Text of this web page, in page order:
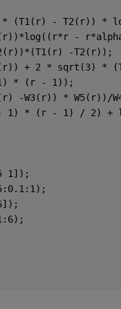
(T1(r) - T2(r)) *
-
-T2(r));
+ 2 * sqrt(3) *
* (r - 1));
-W3(r)) * W5(r))/
1) * (r - 1) / 2) +
1]);